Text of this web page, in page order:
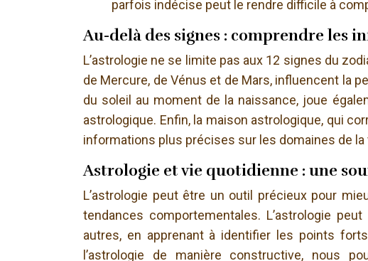
parfois indécise peut le rendre difficile à
Au-delà des signes : comprendre les
L’astrologie ne se limite pas aux 12 signes du
de Mercure, de Vénus et de Mars, influencent la
du soleil au moment de la naissance, joue
astrologique. Enfin, la maison astrologique, qui
informations plus précises sur les domaines de la
Astrologie et vie quotidienne : une
L’astrologie peut être un outil précieux pour
tendances comportementales. L’astrologie
autres, en apprenant à identifier les points
l’astrologie de manière constructive, nous